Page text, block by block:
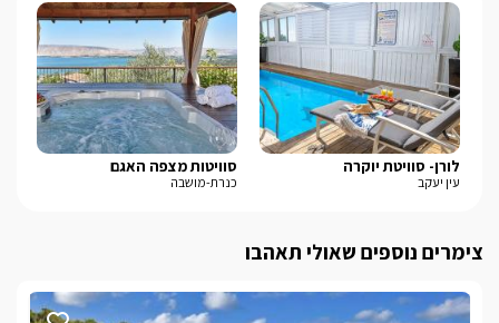
לורן- סוויטת יוקרה
עין יעקב
סוויטות מצפה האגם
כנרת-מושבה
צימרים נוספים שאולי תאהבו